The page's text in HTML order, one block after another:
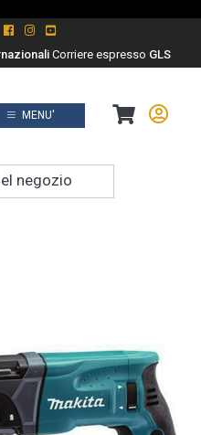
Corriere espresso GLS
MENU'
negozio
SDS